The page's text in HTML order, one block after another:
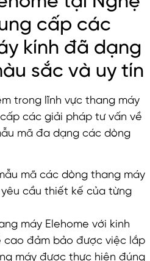
cấp các
kính đã dạng
sắc và uy tín
trong lĩnh vực thang máy
các giải pháp tư vấn về
mã đa dạng các dòng
mã các dòng thang máy
cầu thiết kế của từng
máy Elehome với kinh
cao đảm bảo được việc lắp
máy được thực hiện đúng